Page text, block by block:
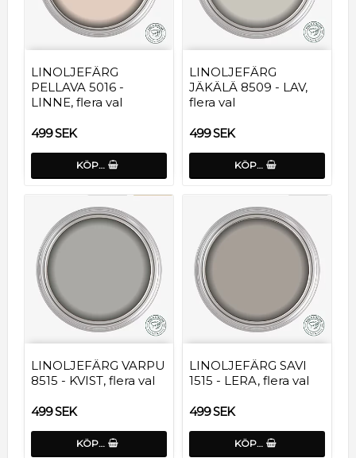
LINOLJEFÄRG
PELLAVA 5016 -
LINNE, flera val
499 SEK
KÖP…
LINOLJEFÄRG
JÄKÄLÄ 8509 - LAV,
flera val
499 SEK
KÖP…
LINOLJEFÄRG VARPU
8515 - KVIST, flera val
499 SEK
KÖP…
LINOLJEFÄRG SAVI
1515 - LERA, flera val
499 SEK
KÖP…